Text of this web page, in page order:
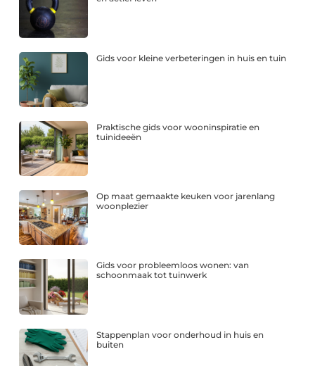
Gids voor kleine verbeteringen in huis en tuin
Praktische gids voor wooninspiratie en
tuinideeën
Op maat gemaakte keuken voor jarenlang
woonplezier
Gids voor probleemloos wonen: van
schoonmaak tot tuinwerk
Stappenplan voor onderhoud in huis en
buiten